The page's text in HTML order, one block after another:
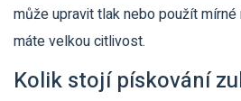
může upravit tlak nebo použít
máte velkou citlivost.
Kolik stojí pískování